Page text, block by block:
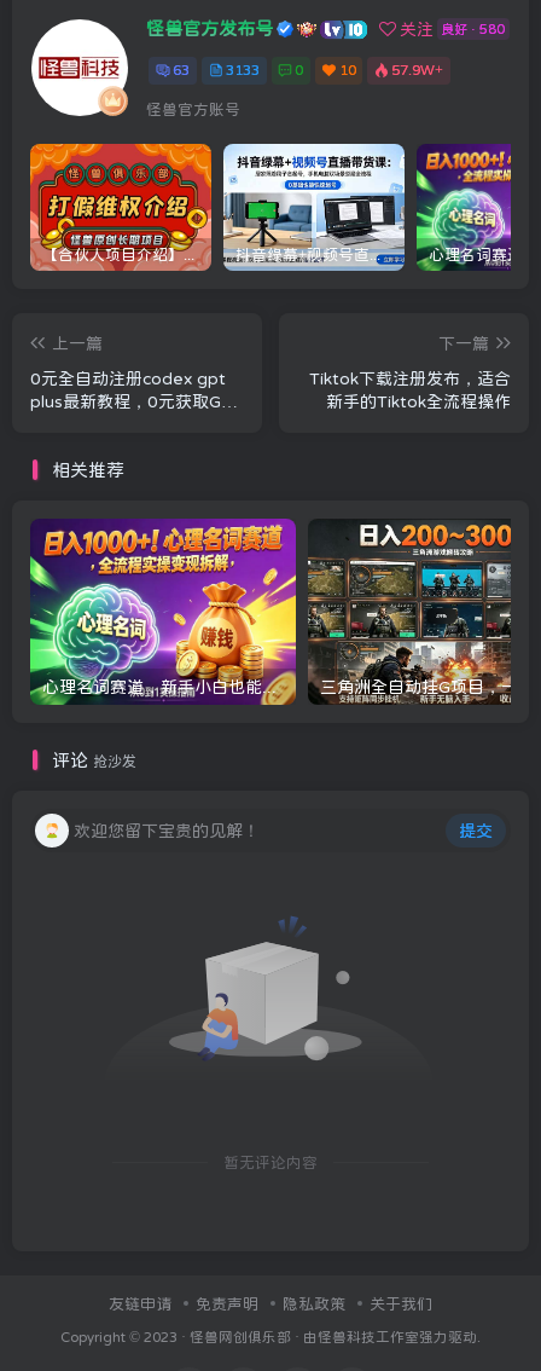
怪兽官方发布号 关注 良好 · 580
63 3133 0 10 57.9W+
怪兽官方账号
【合伙人项目介绍】打假维权项目介绍 抖音绿幕+视频号直播带货课：居家照着稿子念起号，手机电脑双场景搭建全流程
上一篇
0元全自动注册codex gpt
plus最新教程，0元获取GPT
下一篇
Tiktok下载注册发布，适合
新手的Tiktok全流程操作
相关推荐
心理名词赛道，新手小白也能做，全流程项目拆解，单日变现1k+
评论 抢沙发
欢迎您留下宝贵的见解！ 提交
暂无评论内容
友链申请 免责声明 隐私政策 关于我们
Copyright © 2023 · 怪兽网创俱乐部 · 由怪兽科技工作室强力驱动.